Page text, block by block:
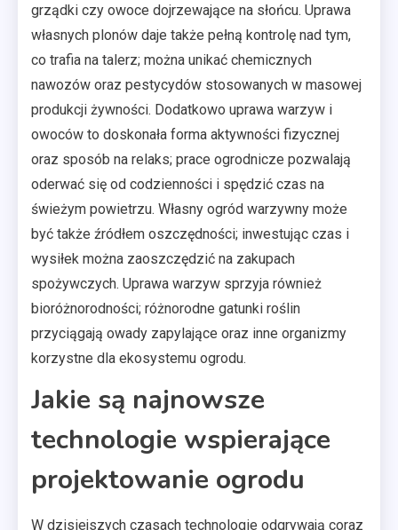
grządki czy owoce dojrzewające na słońcu. Uprawa
własnych plonów daje także pełną kontrolę nad tym,
co trafia na talerz; można unikać chemicznych
nawozów oraz pestycydów stosowanych w masowej
produkcji żywności. Dodatkowo uprawa warzyw i
owoców to doskonała forma aktywności fizycznej
oraz sposób na relaks; prace ogrodnicze pozwalają
oderwać się od codzienności i spędzić czas na
świeżym powietrzu. Własny ogród warzywny może
być także źródłem oszczędności; inwestując czas i
wysiłek można zaoszczędzić na zakupach
spożywczych. Uprawa warzyw sprzyja również
bioróżnorodności; różnorodne gatunki roślin
przyciągają owady zapylające oraz inne organizmy
korzystne dla ekosystemu ogrodu.
Jakie są najnowsze
technologie wspierające
projektowanie ogrodu
W dzisiejszych czasach technologie odgrywają coraz